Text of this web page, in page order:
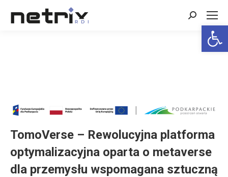
Search:
TomoVerse – Rewolucyjna platforma
optymalizacyjna oparta o metaverse
dla przemysłu wspomagana sztuczną